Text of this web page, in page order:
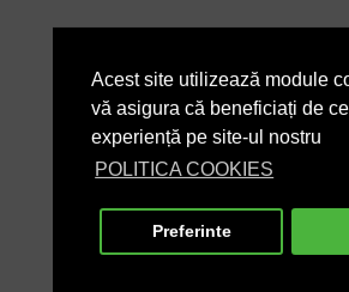
Acest site utilizează module
vă asigura că beneficiați de
experiență pe site-ul nostru
POLITICA COOKIES
Preferinte